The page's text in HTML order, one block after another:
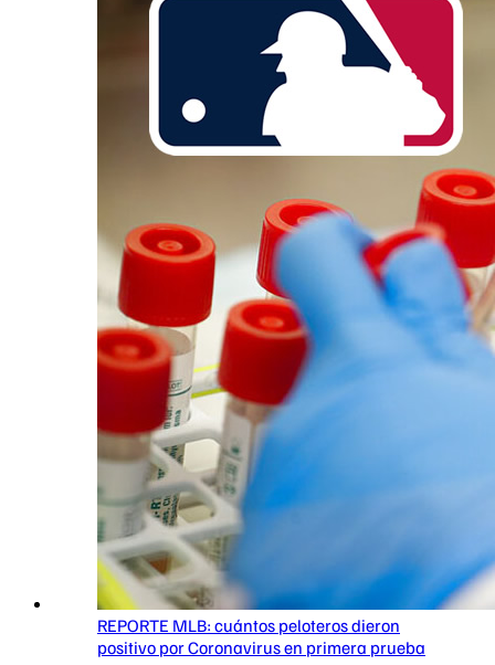
REPORTE MLB: cuántos peloteros dieron
positivo por Coronavirus en primera prueba